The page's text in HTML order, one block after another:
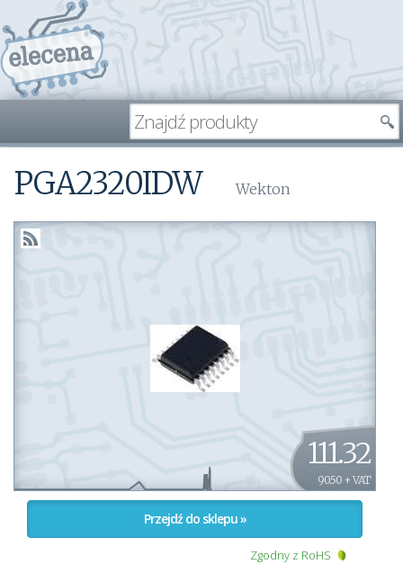
PGA2320IDW Wekton
111.32
90.50 + VAT
Przejdź do sklepu »
Zgodny z RoHS